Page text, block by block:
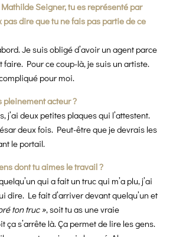
Seigner, tu es représenté par
dire que tu ne fais pas partie de ce
Je suis obligé d’avoir un agent parce
faire. Pour ce coup-là, je suis un artiste.
pour moi.
pleinement acteur ?
j’ai deux petites plaques qui l’attestent.
deux fois. Peut-être que je devrais les
le portail.
dont tu aimes le travail ?
qui a fait un truc qui m’a plu, j’ai
dire. Le fait d’arriver devant quelqu’un et
ton truc », soit tu as une vraie
ça s’arrête là. Ça permet de lire les gens.